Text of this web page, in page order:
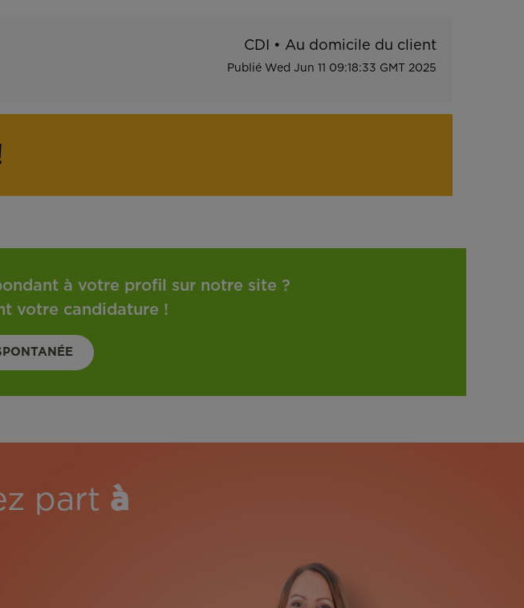
a
CDI • Au domicile du client
Publié Wed Jun 11 09:18:33 GMT 2025
à votre profil sur notre site ?
votre candidature !
part à